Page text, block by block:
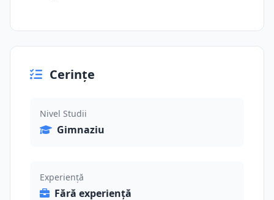
Cerințe
Nivel Studii
Gimnaziu
Experiență
Fără experiență